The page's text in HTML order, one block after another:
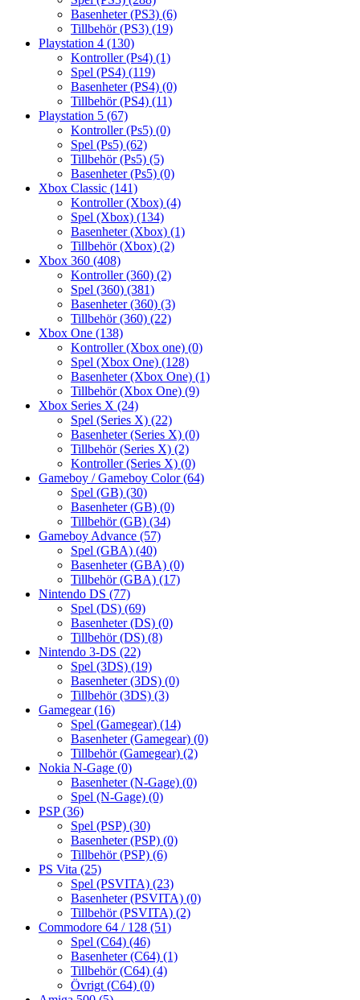
Basenheter (PS3) (6)
Tillbehör (PS3) (19)
Playstation 4 (130)
Kontroller (Ps4) (1)
Spel (PS4) (119)
Basenheter (PS4) (0)
Tillbehör (PS4) (11)
Playstation 5 (67)
Kontroller (Ps5) (0)
Spel (Ps5) (62)
Tillbehör (Ps5) (5)
Basenheter (Ps5) (0)
Xbox Classic (141)
Kontroller (Xbox) (4)
Spel (Xbox) (134)
Basenheter (Xbox) (1)
Tillbehör (Xbox) (2)
Xbox 360 (408)
Kontroller (360) (2)
Spel (360) (381)
Basenheter (360) (3)
Tillbehör (360) (22)
Xbox One (138)
Kontroller (Xbox one) (0)
Spel (Xbox One) (128)
Basenheter (Xbox One) (1)
Tillbehör (Xbox One) (9)
Xbox Series X (24)
Spel (Series X) (22)
Basenheter (Series X) (0)
Tillbehör (Series X) (2)
Kontroller (Series X) (0)
Gameboy / Gameboy Color(64)
Spel (GB) (30)
Basenheter (GB) (0)
Tillbehör (GB) (34)
Gameboy Advance (57)
Spel (GBA) (40)
Basenheter (GBA) (0)
Tillbehör (GBA) (17)
Nintendo DS (77)
Spel (DS) (69)
Basenheter (DS) (0)
Tillbehör (DS) (8)
Nintendo 3-DS (22)
Spel (3DS) (19)
Basenheter (3DS) (0)
Tillbehör (3DS) (3)
Gamegear(16)
Spel (Gamegear) (14)
Basenheter (Gamegear) (0)
Tillbehör (Gamegear) (2)
Nokia N-Gage (0)
Basenheter (N-Gage) (0)
Spel (N-Gage) (0)
PSP(36)
Spel (PSP) (30)
Basenheter (PSP) (0)
Tillbehör (PSP) (6)
PS Vita (25)
Spel (PSVITA) (23)
Basenheter (PSVITA) (0)
Tillbehör (PSVITA) (2)
Commodore 64 / 128 (51)
Spel (C64) (46)
Basenheter (C64) (1)
Tillbehör (C64) (4)
Övrigt (C64) (0)